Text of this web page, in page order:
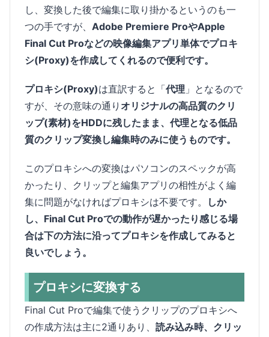
し、変換した後で編集に取り掛かるというのも一
つの手ですが、 Adobe Premiere ProやApple
Final Cut Proなどの映像編集アプリ単体でプロキ
シ(Proxy)を作成してくれるので便利です。
プロキシ(Proxy)は直訳すると「代理 」となるので
すが、その意味の通り オリジナルの高品質のクリ
ップ(素材)をHDDに残したまま、代理となる低品
質のクリップ変換し編集時のみに使うものです。
このプロキシへの変換はパソコンのスペックが高
かったり、クリップと編集アプリの相性がよく編
集に問題がなければプロキシは不要です。
しか
し、Final Cut Proでの動作が遅かったり感じる場
合は下の方法に沿ってプロキシを作成してみると
良いでしょう。
プロキシに変換する
Final Cut Proで編集で使うクリップのプロキシへ
の作成方法は主に2通りあり、 読み込み時、クリッ